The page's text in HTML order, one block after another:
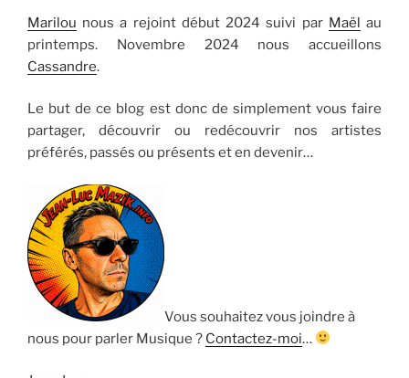
Marilou nous a rejoint début 2024 suivi par Maël au
printemps. Novembre 2024 nous accueillons
Cassandre.
Le but de ce blog est donc de simplement vous faire
partager, découvrir ou redécouvrir nos artistes
préférés, passés ou présents et en devenir…
Vous souhaitez vous joindre à
nous pour parler Musique ? Contactez-moi…